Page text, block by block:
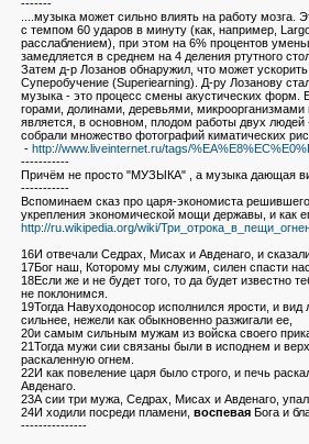
-------
....музыка может сильно влиять на работу
с темпом 60 ударов в минуту (как, например,
расслаблением), при этом на 6% процентов
замедляется в среднем на 4 деления ртутного
Затем д-р Лозанов обнаружил, что может
Суперобучение (Superiearning). Д-ру Лозанову
музыка - это процесс смены акустических
горами, долинами, деревьями,
является, в основном, плодом работы двух
собрали множество фотографий киматических
- http://www.liveinternet.ru/tags/
-----------
Причём не просто "МУЗЫКА" , а музыка дающая
-----------
Вспоминаем сказ про царя-экономиста
укрепления экономической мощи державы, и как
http://ru.wikipedia.org/wiki/
16И отвечали Седрах, Мисах и Авденаго, и
17Бог наш, Которому мы служим, силен спасти
18Если же и не будет того, то да будет известно
не поклонимся.
19Тогда Навуходоносор исполнился ярости, и
сильнее, нежели как обыкновенно разжигали ее,
20и самым сильным мужам из войска своего
21Тогда мужи сии связаны были в исподнем и
раскаленную огнем.
22И как повеление царя было строго, и печь
Авденаго.
23А сии три мужа, Седрах, Мисах и Авденаго,
24И ходили посреди пламени, воспеваяБога и
---------------